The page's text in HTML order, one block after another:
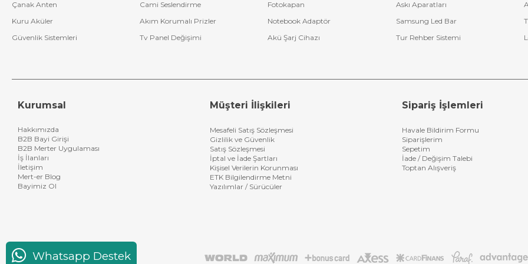
Diğer
Botech Uydu Alıcı
Kumandaları
Digimaster Uydu
Philips Uydu Alıcı
Kumandaları
Alıcı Kumandaları
Çanak Anten
Cami Seslendirme Fotokapan Askı Aparatları
Kuru Aküler
Akım Korumalı Prizler Notebook Adaptör Samsung Led Bar
Güvenlik Sistemleri
Tv Panel Değişimi Akü Şarj Cihazı Tur Rehber Sistemi
Kurumsal
Hakkımızda
B2B Bayi Girişi
B2B Merter Uygulaması
İş İlanları
İletişim
Mert-er Blog
Bayimiz Ol
Müşteri İlişkileri
Mesafeli Satış Sözleşmesi
Gizlilik ve Güvenlik
Satış Sözleşmesi
İptal ve İade Şartları
Kişisel Verilerin Korunması
ETK Bilgilendirme Metni
Yazılımlar / Sürücüler
Sipariş İşlemleri
Havale Bildirim Formu
Siparişlerim
Sepetim
İade / Değişim Talebi
Toptan Alışveriş
Whatsapp Destek